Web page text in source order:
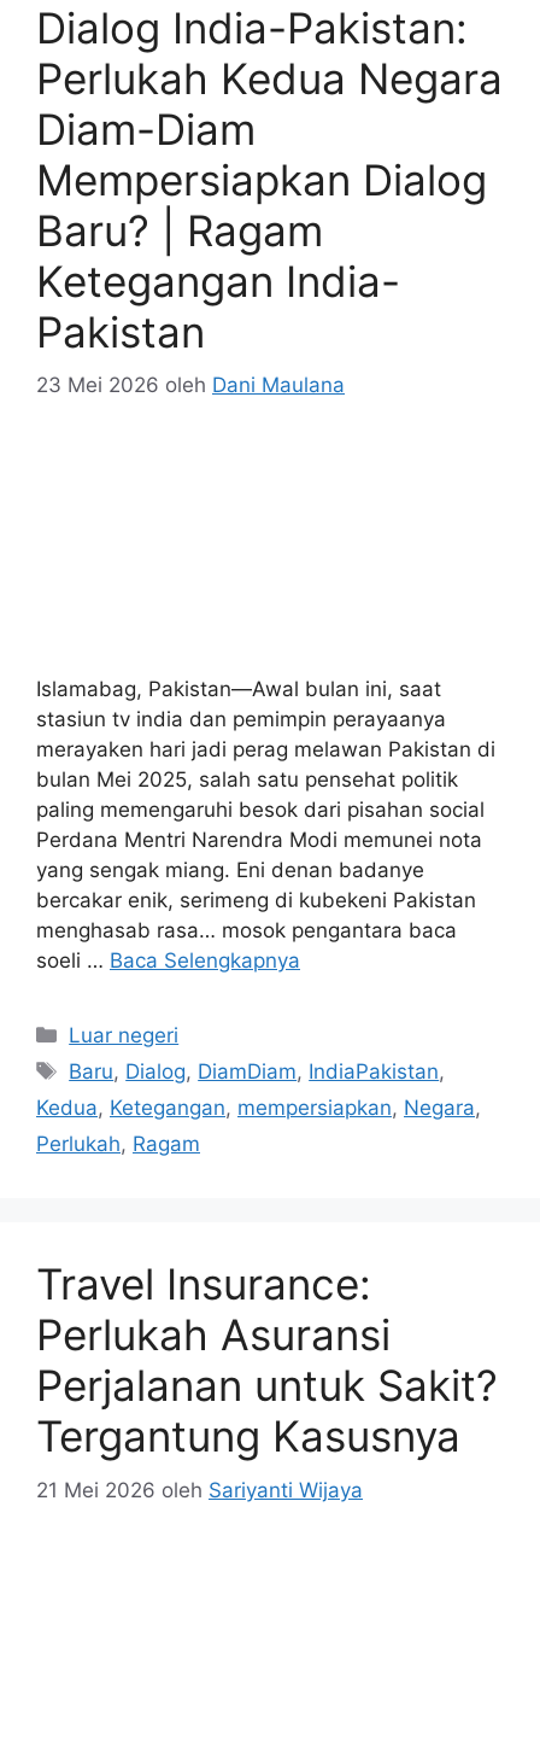
Dialog India-Pakistan:
Perlukah Kedua Negara
Diam-Diam
Mempersiapkan Dialog
Baru? | Ragam
Ketegangan India-
Pakistan
23 Mei 2026 oleh Dani Maulana
bulan Mei 2025, salah satu pensehat politik
paling memengaruhi besok dari pisahan social
Perdana Mentri Narendra Modi memunei nota
yang sengak miang. Eni denan badanye
bercakar enik, serimeng di kubekeni Pakistan
menghasab rasa… mosok pengantara baca
soeli …Baca Selengkapnya
Kategori
Luar negeri
Tag
Baru,Dialog,DiamDiam,
Perlukah,Ragam
Perjalanan untuk Sakit?
Tergantung Kasusnya
21 Mei 2026 olehSariyanti Wijaya